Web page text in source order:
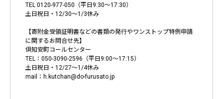
TEL 0120-977-050（平日9:30〜17:30）
土日祝日・12/30～1/3休み
【寄附金受領証明書などの書類の発行やワンストップ特例申請
に関するお問合せ先】
倶知安町コールセンター
TEL：050-3090-2596（平日9:00〜17:15）
土日祝日・12/27～1/4休み
mail：h.kutchan@do-furusato.jp